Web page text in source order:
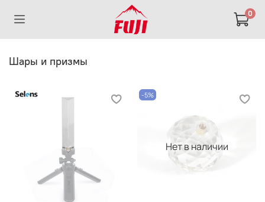
0
Шары и призмы
Нет в наличии
-5%